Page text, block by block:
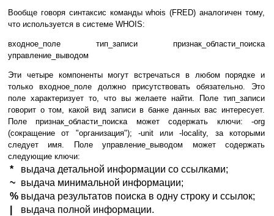
Вообще говоря синтаксис команды whois (FRED) аналогичен тому,
что используется в системе WHOIS:
входное_поле тип_записи признак_области_поиска
управление_выводом
Эти четыре компоненты могут встречаться в любом порядке и
только входное_поле должно присутствовать обязательно. Это
поле характеризует то, что вы желаете найти. Поле тип_записи
говорит о том, какой вид записи в банке данных вас интересует.
Поле признак_области_поиска может содержать ключи: -org
(сокращение от "организация"); -unit или -locality, за которыми
следует имя. Поле управление_выводом может содержать
следующие ключи:
*
выдача детальной информации со ссылками;
~ выдача минимальной информации;
% выдача результатов поиска в одну строку и ссылок;
выдача полной информации.